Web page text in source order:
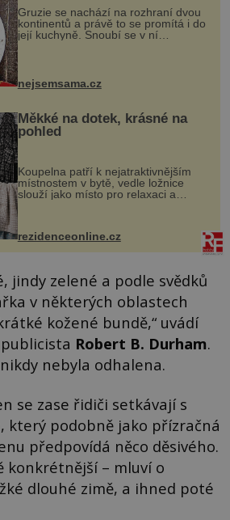
Gruzie se nachází na rozhraní dvou
kontinentů a právě to se promítá i do
její kuchyně. Snoubí se v ní
evropské a asijské chutě a díky tomu
pokrmy, které rozhodně st...
nejsemsama.cz
Měkké na dotek, krásné na
pohled
Koupelna patří k nejatraktivnějším
místnostem v bytě, vedle ložnice
slouží jako místo pro relaxaci a
odpočinek. Koupelnový textil –
ručníky, osušky a koberečky –
mohou jako mávnutím kouzelného
proutku...
rezidenceonline.cz
jindy zelené a podle svědků
v některých oblastech
kožené bundě,“ uvádí
Robert B. Durham.
nebyla odhalena.
se zase řidiči setkávají s
který podobně jako přízračná
předpovídá něco děsivého.
konkrétnější – mluví o
dlouhé zimě, a ihned poté